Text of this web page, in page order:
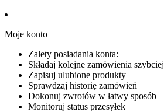
Moje konto
Zalety posiadania konta:
Składaj kolejne zamówienia szybciej
Zapisuj ulubione produkty
Sprawdzaj historię zamówień
Dokonuj zwrotów w łatwy sposób
Monitoruj status przesyłek